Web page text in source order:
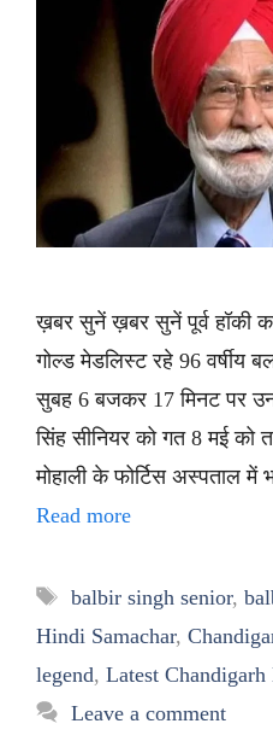
ख़बर सुनें ख़बर सुनें पूर्व हॉकी
गोल्ड मेडलिस्ट रहे 96 वर्षीय
सुबह 6 बजकर 17 मिनट पर
सिंह सीनियर को गत 8 मई को
मोहाली के फोर्टिस अस्पताल
Read more
Tags
balbir singh senior,
Hindi Samachar,
legend, Latest
Leave a comment